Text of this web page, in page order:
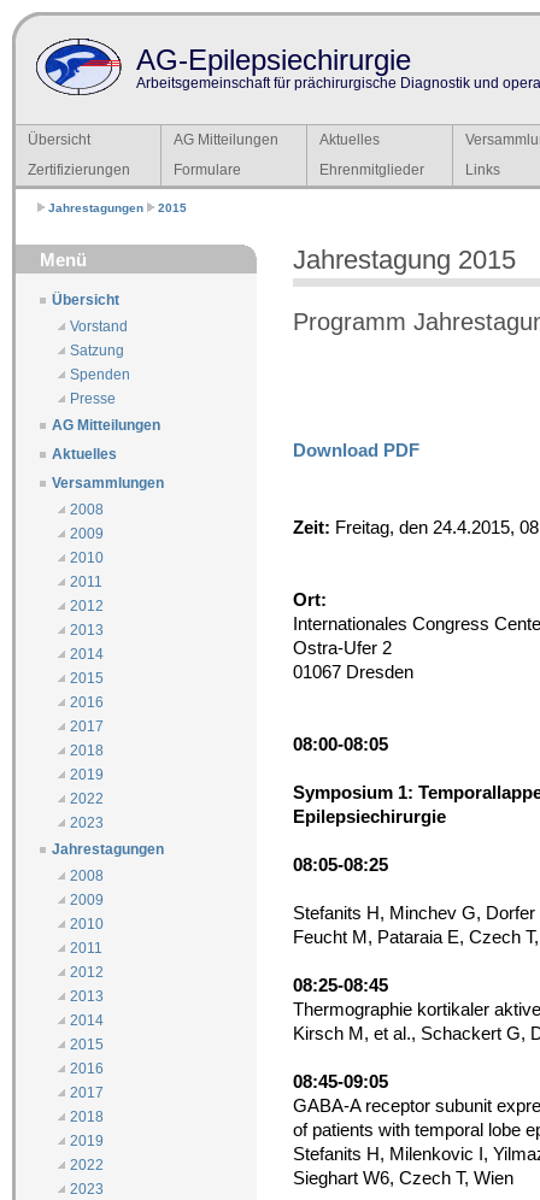
AG-Epilepsiechirurgie
Arbeitsgemeinschaft für prächirurgische Diagnostik und
Übersicht AG Mitteilungen Aktuelles
Zertifizierungen
Formulare Ehrenmitglieder Links
Jahrestagungen 2015
Menü
Übersicht
Vorstand
Satzung
Spenden
Presse
AG Mitteilungen
Aktuelles
Versammlungen
2008
2009
2010
2011
2012
2013
2014
2015
2016
2017
2018
2019
2022
2023
Jahrestagungen
2008
2009
2010
2011
2012
2013
2014
2015
2016
2017
2018
2019
2022
2023
Jahrestagung 2015
Programm
Download PDF
Zeit: Freitag, den 24.4.2015,
Ort:
Internationales Congress
Ostra-Ufer 2
01067 Dresden
08:00-08:05
Symposium 1:
Epilepsiechirurgie
08:05-08:25
Stefanits H, Minchev G,
Feucht M, Pataraia E, Czech
08:25-08:45
Thermographie kortikaler
Kirsch M, et al., Schackert G,
08:45-09:05
GABA-A receptor subunit
of patients with temporal lobe
Stefanits H, Milenkovic I,
Sieghart W6, Czech T, Wien